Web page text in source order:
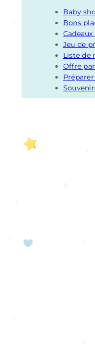
Baby
Bons
Jeu de
Liste de
Offre